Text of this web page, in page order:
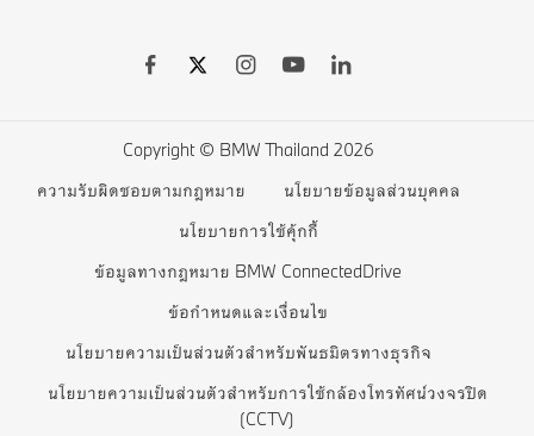
จองรถยนต์ออนไลน์
BMW Financial Services
สินค้า BMW Lifestyle
BMW 4 series
BMW 2 series
BMW Concept Cars
Copyright © BMW Thailand 2026
ความรับผิดชอบตามกฎหมาย
นโยบายข้อมูลส่วนบุคคล
นโยบายการใช้คุ้กกี้
ข้อมูลทางกฎหมาย BMW ConnectedDrive
ข้อกำหนดและเงื่อนไข
นโยบายความเป็นส่วนตัวสำหรับพันธมิตรทางธุรกิจ
นโยบายความเป็นส่วนตัวสำหรับการใช้กล้องโทรทัศน์วงจรปิด
(CCTV)